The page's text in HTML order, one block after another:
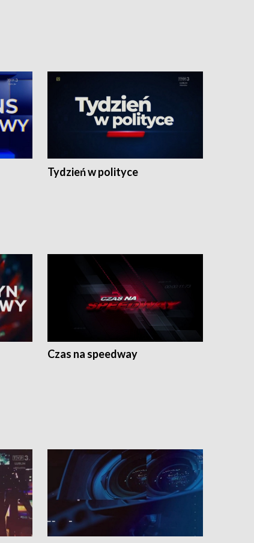
Tydzień w polityce
Czas na speedway